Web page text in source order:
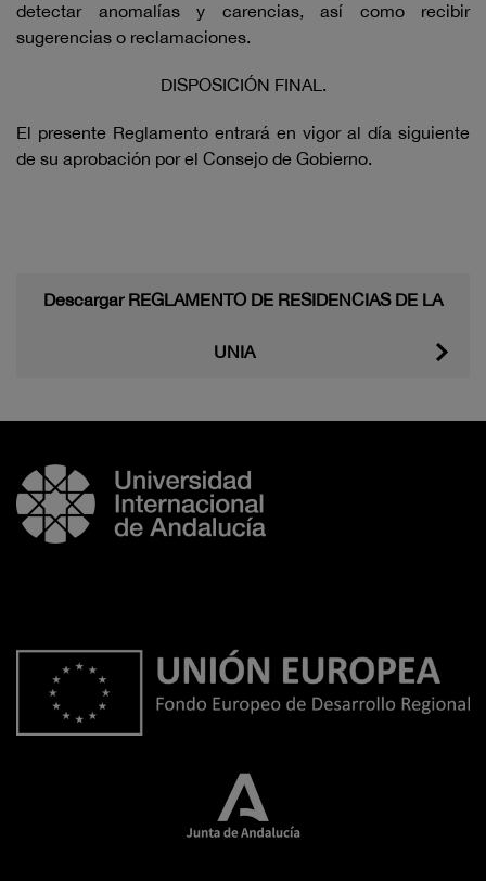
detectar anomalías y carencias, así como recibir
sugerencias o reclamaciones.
DISPOSICIÓN FINAL.
El presente Reglamento entrará en vigor al día siguiente
de su aprobación por el Consejo de Gobierno.
Descargar REGLAMENTO DE RESIDENCIAS DE LA
UNIA